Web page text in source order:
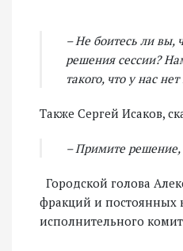
– Не боитесь ли вы,
решения сессии?
такого, что у нас
Также Сергей Исаков,
– Примите решение,
Городской голова
фракций и постоянных
исполнительного